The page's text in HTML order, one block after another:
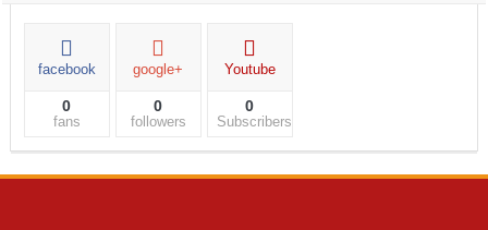
facebook
0
fans
google+
0
followers
Youtube
0
Subscribers